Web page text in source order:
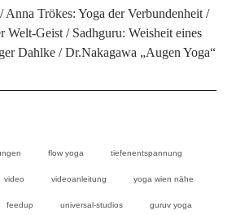
Anna Trökes: Yoga der Verbundenheit
Welt-Geist
Sadhguru: Weisheit eines
Dahlke Dr.Nakagawa „Augen Yoga“
flow yoga tiefenentspannung
video videoanleitung yoga wien nähe
feedup universal-studios guruv yoga